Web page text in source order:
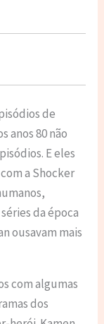
de
anos 80 não
E eles
a Shocker
da época
ousavam mais
com algumas
dos